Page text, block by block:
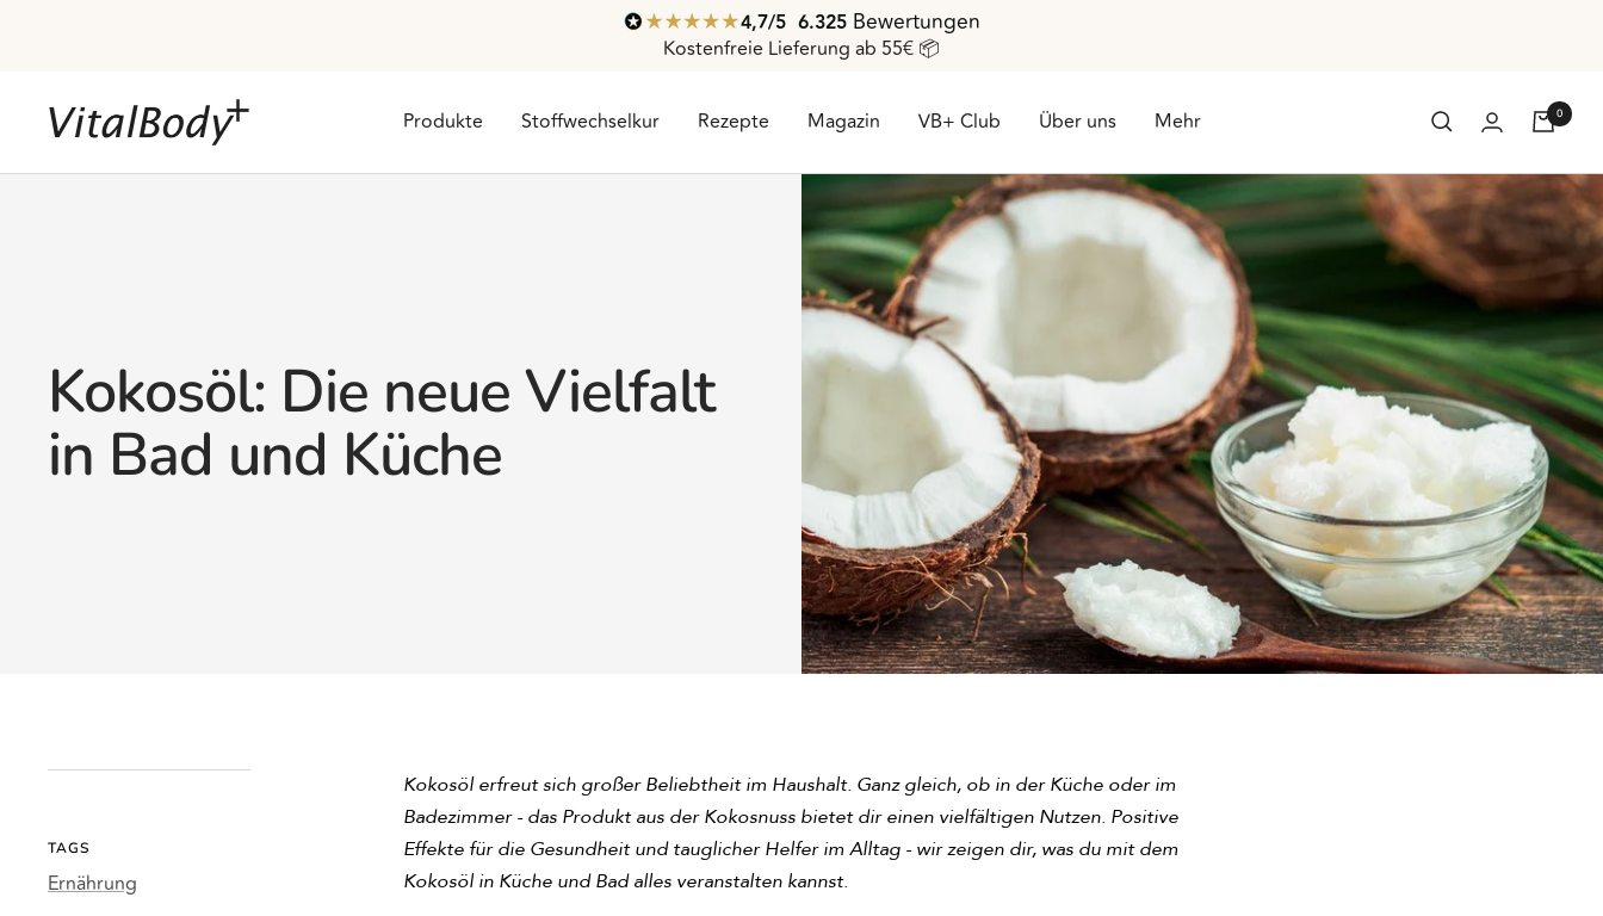
4,7/ 5 6.325 Bewertungen
Kostenfreie Lieferung ab 55€ 📦
Produkte Stoffwechselkur Rezepte Magazin VB+ Club Über uns Mehr
VitalBodyPLUS.de 0
Kokosöl: Die neue Vielfalt
in Bad und Küche
TAGS
Ernährung
Kokosöl erfreut sich großer Beliebtheit im Haushalt. Ganz gleich, ob in der Küche oder im
Badezimmer - das Produkt aus der Kokosnuss bietet dir einen vielfältigen Nutzen. Positive
Effekte für die Gesundheit und tauglicher Helfer im Alltag - wir zeigen dir, was du mit dem
Kokosöl in Küche und Bad alles veranstalten kannst.